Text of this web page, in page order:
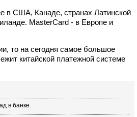
в США, Канаде, странах Латинской
MasterCard - в Европе и
то на сегодня самое большое
китайской платежной системе
в банке.